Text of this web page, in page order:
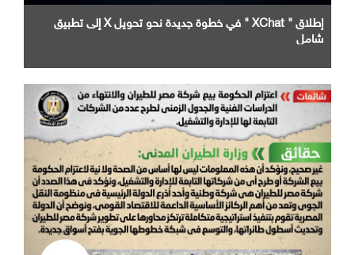
إطلاق " XChat " في خطوة جديدة نحو تحويل X إلى تطبيق
شامل